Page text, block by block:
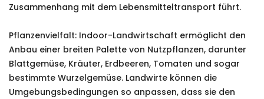
Zusammenhang mit dem Lebensmitteltransport führt.
Pflanzenvielfalt: Indoor-Landwirtschaft ermöglicht den
Anbau einer breiten Palette von Nutzpflanzen, darunter
Blattgemüse, Kräuter, Erdbeeren, Tomaten und sogar
bestimmte Wurzelgemüse. Landwirte können die
Umgebungsbedingungen so anpassen, dass sie den